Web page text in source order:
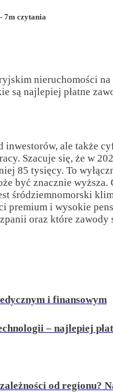
7m czytania
nieruchomości
są najlepiej płatne
ale także
Szacuje się, że w
85 tysięcy. To
być znacznie wyższa.
śródziemnomorski
premium i wysokie
oraz które zawody
i finansowym
– najlepiej
od regionu?